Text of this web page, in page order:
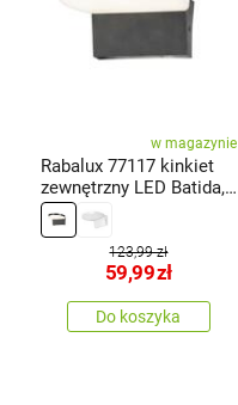
w magazynie
Rabalux 77117 kinkiet
zewnętrzny LED Batida,
czarny
123,99 zł
59,99zł
Do koszyka